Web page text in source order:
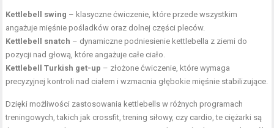
Kettlebell swing – klasyczne ćwiczenie, które przede wszystkim
angażuje mięśnie pośladków oraz dolnej części pleców.
Kettlebell snatch – dynamiczne podniesienie kettlebella z ziemi do
pozycji nad głową, które angażuje całe ciało.
Kettlebell Turkish get-up – złożone ćwiczenie, które wymaga
precyzyjnej kontroli nad ciałem i wzmacnia głębokie mięśnie stabilizujące.
Dzięki możliwości zastosowania kettlebells w różnych programach
treningowych, takich jak crossfit, trening siłowy, czy cardio, te ciężarki są